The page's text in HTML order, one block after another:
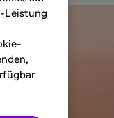
Leistung